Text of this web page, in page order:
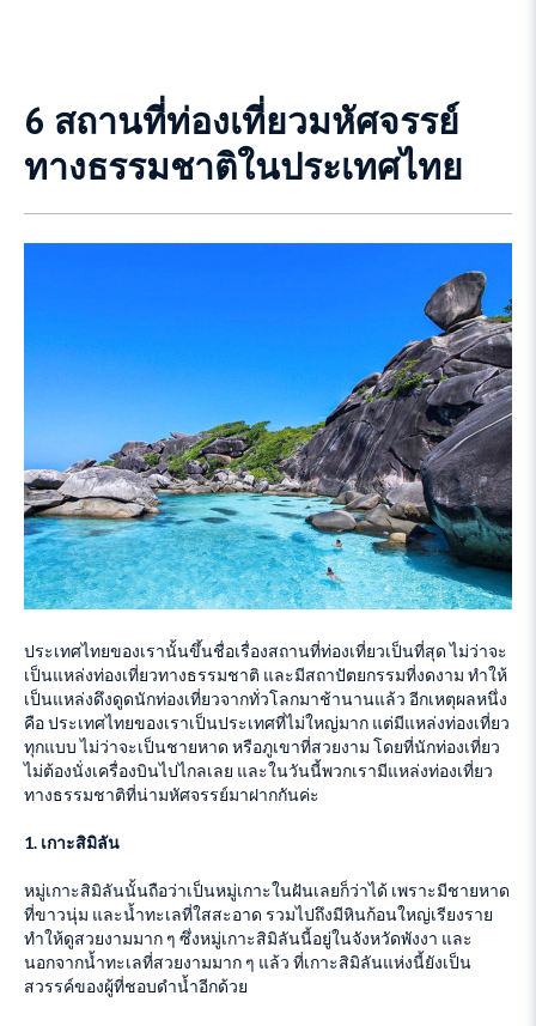
6 สถานที่ท่องเที่ยวมหัศจรรย์
ทางธรรมชาติในประเทศไทย
ประเทศไทยของเรานั้นขึ้นชื่อเรื่องสถานที่ท่องเที่ยวเป็นที่สุด ไม่ว่าจะ
เป็นแหล่งท่องเที่ยวทางธรรมชาติ และมีสถาปัตยกรรมที่งดงาม ทำให้
เป็นแหล่งดึงดูดนักท่องเที่ยวจากทั่วโลกมาช้านานแล้ว อีกเหตุผลหนึ่ง
คือ ประเทศไทยของเราเป็นประเทศที่ไม่ใหญ่มาก แต่มีแหล่งท่องเที่ยว
ทุกแบบ ไม่ว่าจะเป็นชายหาด หรือภูเขาที่สวยงาม โดยที่นักท่องเที่ยว
ไม่ต้องนั่งเครื่องบินไปไกลเลย และในวันนี้พวกเรามีแหล่งท่องเที่ยว
ทางธรรมชาติที่น่ามหัศจรรย์มาฝากกันค่ะ
1. เกาะสิมิลัน
หมู่เกาะสิมิลันนั้นถือว่าเป็นหมู่เกาะในฝันเลยก็ว่าได้ เพราะมีชายหาด
ที่ขาวนุ่ม และน้ำทะเลที่ใสสะอาด รวมไปถึงมีหินก้อนใหญ่เรียงราย
ทำให้ดูสวยงามมาก ๆ ซึ่งหมู่เกาะสิมิลันนี้อยู่ในจังหวัดพังงา และ
นอกจากน้ำทะเลที่สวยงามมาก ๆ แล้ว ที่เกาะสิมิลันแห่งนี้ยังเป็น
สวรรค์ของผู้ที่ชอบดำน้ำอีกด้วย